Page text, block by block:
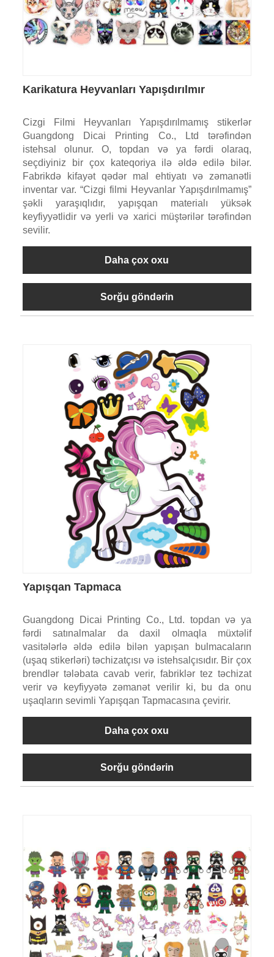
Karikatura Heyvanları Yapışdırılmır
Cizgi Filmi Heyvanları Yapışdırılmamış stikerlər
Guangdong Dicai Printing Co., Ltd tərəfindən
istehsal olunur. O, topdan və ya fərdi olaraq,
seçdiyiniz bir çox kateqoriya ilə əldə edilə bilər.
Fabrikdə kifayət qədər mal ehtiyatı və zəmanətli
inventar var. “Cizgi filmi Heyvanlar Yapışdırılmamış”
şəkli yaraşıqlıdır, yapışqan materialı yüksək
keyfiyyətlidir və yerli və xarici müştərilər tərəfindən
sevilir.
Daha çox oxu
Sorğu göndərin
Yapışqan Tapmaca
Guangdong Dicai Printing Co., Ltd. topdan və ya
fərdi satınalmalar da daxil olmaqla müxtəlif
vasitələrlə əldə edilə bilən yapışan bulmacaların
(uşaq stikerləri) təchizatçısı və istehsalçısıdır. Bir çox
brendlər tələbata cavab verir, fabriklər tez təchizat
verir və keyfiyyətə zəmanət verilir ki, bu da onu
uşaqların sevimli Yapışqan Tapmacasına çevirir.
Daha çox oxu
Sorğu göndərin